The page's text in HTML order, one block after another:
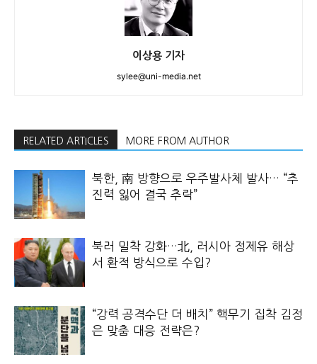
이상용 기자
sylee@uni-media.net
RELATED ARTICLES MORE FROM AUTHOR
북한, 南 방향으로 우주발사체 발사… “추
진력 잃어 결국 추락”
북러 밀착 강화…北, 러시아 정제유 해상
서 환적 방식으로 수입?
“강력 공격수단 더 배치” 핵무기 집착 김정
은 맞춤 대응 전략은?